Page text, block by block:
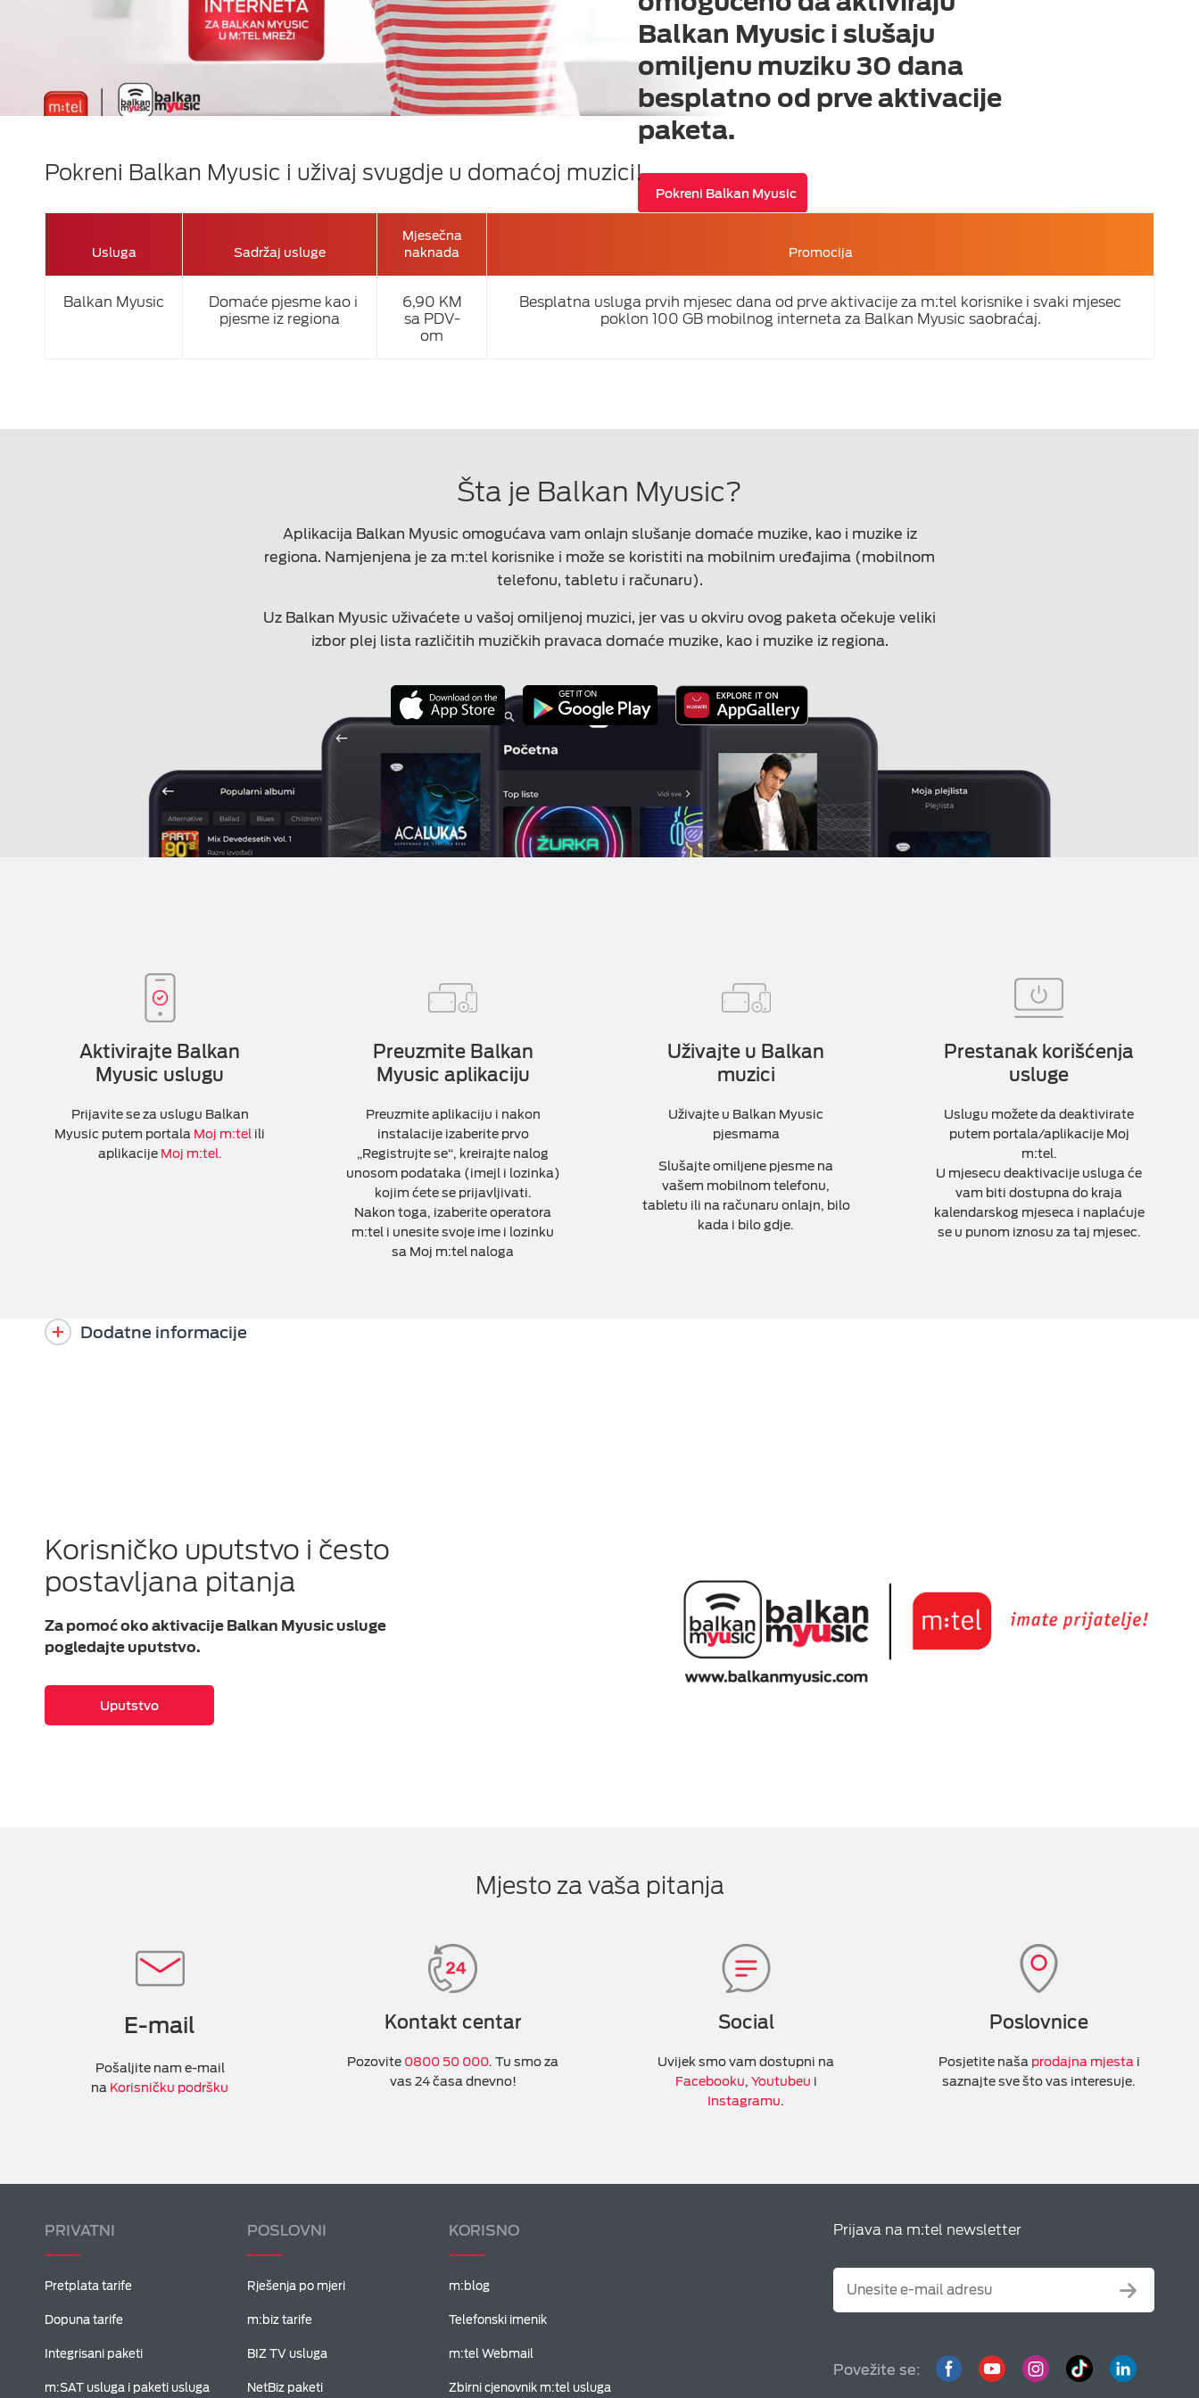
Fiksni telefoni
Dodatna oprema
Viasat World
MiniMax Plus Videoteka
Nick Plus Videoteka
Videoteka
IPTV Videoteka
ON TV
Balkan Myusic i slušaju
omiljenu muziku 30 dana
besplatno od prve aktivacije
paketa.
Pokreni Balkan Myusic
Pokreni Balkan Myusic i uživaj svugdje u domaćoj muzici!
Usluga Sadržaj usluge
Mjesečna
naknada
Promocija
Balkan Myusic
Domaće pjesme kao i
pjesme iz regiona
6,90 KM
sa PDV-
om
Besplatna usluga prvih mjesec dana od prve aktivacije za m:tel korisnike i svaki mjesec
poklon 100 GB mobilnog interneta za Balkan Myusic saobraćaj.
Šta je Balkan Myusic?
Aplikacija Balkan Myusic omogućava vam onlajn slušanje domaće muzike, kao i muzike iz
regiona. Namjenjena je za m:tel korisnike i može se koristiti na mobilnim uređajima (mobilnom
telefonu, tabletu i računaru).
Uz Balkan Myusic uživaćete u vašoj omiljenoj muzici, jer vas u okviru ovog paketa očekuje veliki
izbor plej lista različitih muzičkih pravaca domaće muzike, kao i muzike iz regiona.
Aktivirajte Balkan
Myusic uslugu
Prijavite se za uslugu Balkan
Myusic putem portala Moj m:tel ili
aplikacije Moj m:tel.
Preuzmite Balkan
Myusic aplikaciju
Preuzmite aplikaciju i nakon
instalacije izaberite prvo
„Registrujte se“, kreirajte nalog
unosom podataka (imejl i lozinka)
kojim ćete se prijavljivati.
Nakon toga, izaberite operatora
m:tel i unesite svoje ime i lozinku
sa Moj m:tel naloga
Uživajte u Balkan
muzici
Uživajte u Balkan Myusic
pjesmama
Slušajte omiljene pjesme na
vašem mobilnom telefonu,
tabletu ili na računaru onlajn, bilo
kada i bilo gdje.
Prestanak korišćenja
usluge
Uslugu možete da deaktivirate
putem portala/aplikacije Moj
m:tel.
U mjesecu deaktivacije usluga će
vam biti dostupna do kraja
kalendarskog mjeseca i naplaćuje
se u punom iznosu za taj mjesec.
Dodatne informacije
Korisničko uputstvo i često
postavljana pitanja
Za pomoć oko aktivacije Balkan Myusic usluge
pogledajte uputstvo.
Uputstvo
Mjesto za vaša pitanja
E-mail
Pošaljite nam e-mail
na Korisničku podršku
Kontakt centar
Pozovite 0800 50 000. Tu smo za
vas 24 časa dnevno!
Social
Uvijek smo vam dostupni na
Facebooku, Youtubeu i
Instagramu.
Poslovnice
Posjetite naša prodajna mjesta i
saznajte sve što vas interesuje.
Prijava na m:tel newsletter
Povežite se:
PRIVATNI
Pretplata tarife
Dopuna tarife
Integrisani paketi
m:SAT usluga i paketi usluga
POSLOVNI
Rješenja po mjeri
m:biz tarife
BIZ TV usluga
NetBiz paketi
KORISNO
m:blog
Telefonski imenik
m:tel Webmail
Zbirni cjenovnik m:tel usluga